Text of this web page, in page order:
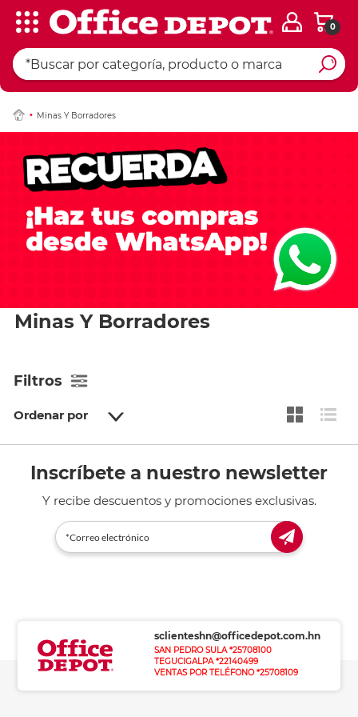
0
Minas Y Borradores
Minas Y Borradores
Filtros
Ordenar por
Inscríbete a nuestro newsletter
Y recibe descuentos y promociones exclusivas.
sclienteshn@officedepot.com.hn
SAN PEDRO SULA *25708100
TEGUCIGALPA *22140499
VENTAS POR TELÉFONO *25708109